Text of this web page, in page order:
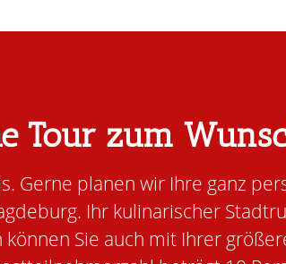
Tour zum
Gerne planen wir Ihre ganz
Ihr kulinarischer
Sie auch mit Ihrer